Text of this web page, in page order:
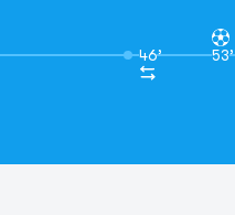
46’ 53’